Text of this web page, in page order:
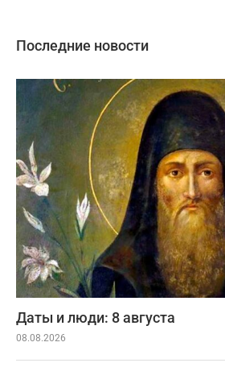
Последние новости
Даты и люди: 8 августа
08.08.2026